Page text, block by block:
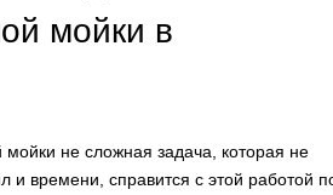
мойки в
мойки не сложная задача, которая не
и времени, справится с этой работой